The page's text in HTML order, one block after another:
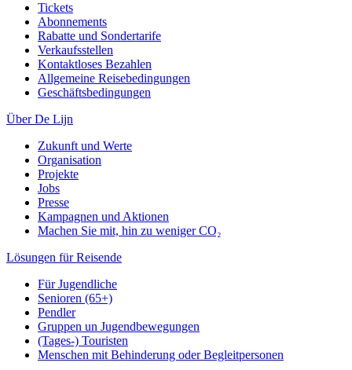
Tickets
Abonnements
Rabatte und Sondertarife
Verkaufsstellen
Kontaktloses Bezahlen
Allgemeine Reisebedingungen
Geschäftsbedingungen
Über De Lijn
Zukunft und Werte
Organisation
Projekte
Jobs
Presse
Kampagnen und Aktionen
Machen Sie mit, hin zu weniger CO₂
Lösungen für Reisende
Für Jugendliche
Senioren (65+)
Pendler
Gruppen un Jugendbewegungen
(Tages-) Touristen
Menschen mit Behinderung oder Begleitpersonen